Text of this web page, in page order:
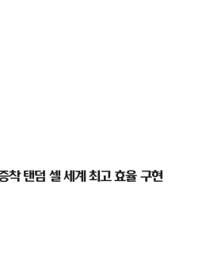
착 탠덤 셀 세계 최고 효율 구현